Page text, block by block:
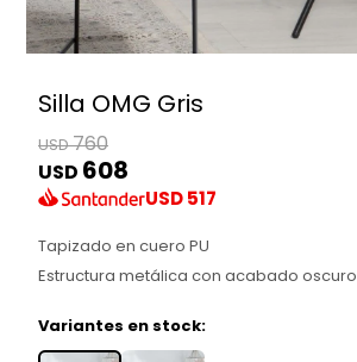
Silla OMG Gris
USD760
USD 608
USD517
Tapizado en cuero PU
Estructura metálica con acabado oscuro
Variantes en stock: